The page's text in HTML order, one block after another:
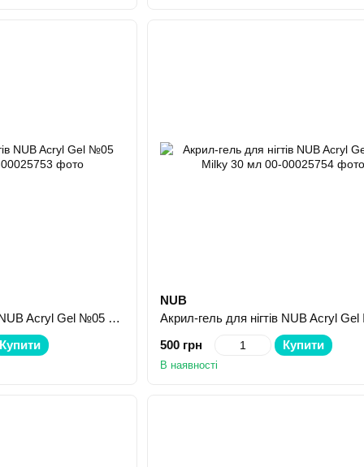
Акрил-гель для нігтів NUB Acryl Gel №05 Beige 30 мл
Купити
NUB
500 грн Купити
В наявності